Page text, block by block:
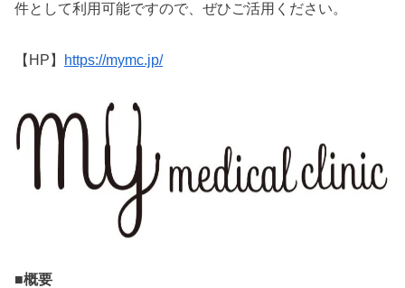
件として利用可能ですので、ぜひご活用ください。
【HP】 https://mymc.jp/
■概要